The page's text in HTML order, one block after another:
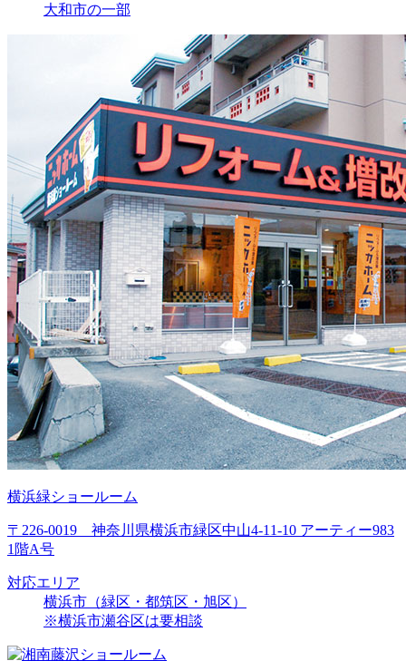
大和市の一部
横浜緑ショールーム
〒226-0019 神奈川県横浜市緑区中山4-11-10 アーティー983
1階A号
対応エリア
横浜市（緑区・都筑区・旭区）
※横浜市瀬谷区は要相談